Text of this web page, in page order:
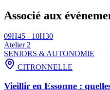
Associé aux
09H45 - 10H30
Atelier 2
SENIORS & AUTONOMIE
CITRONNELLE
Vieillir en Essonne :